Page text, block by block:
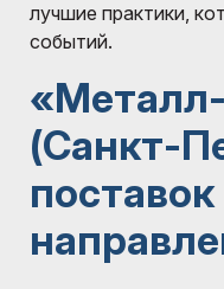
лучшие практики,
событий.
(Санкт-